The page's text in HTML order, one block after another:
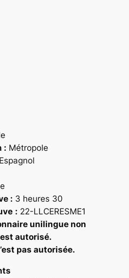
: Métropole
: 3 heures 30
: 22-LLCERESME1
unilingue non
autorisé.
pas autorisée.